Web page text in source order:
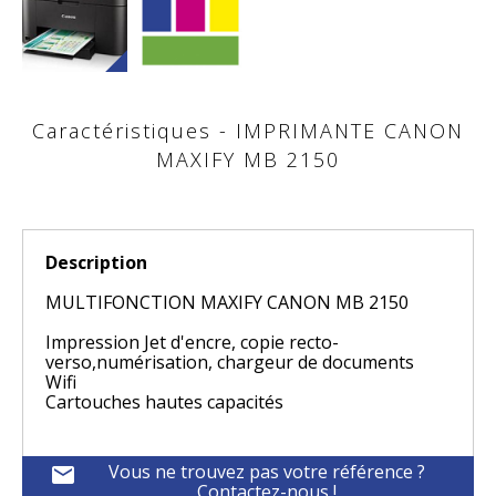
Caractéristiques - IMPRIMANTE CANON
MAXIFY MB 2150
Description
MULTIFONCTION MAXIFY CANON MB 2150
Impression Jet d'encre, copie recto-
verso,numérisation, chargeur de documents
Wifi
Cartouches hautes capacités
mail
Vous ne trouvez pas votre référence ?